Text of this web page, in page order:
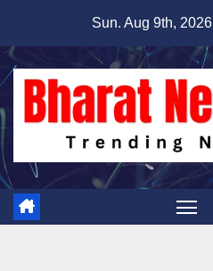
content
Sun. Aug 9th, 2026